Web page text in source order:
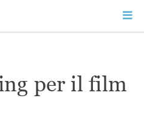
per il film